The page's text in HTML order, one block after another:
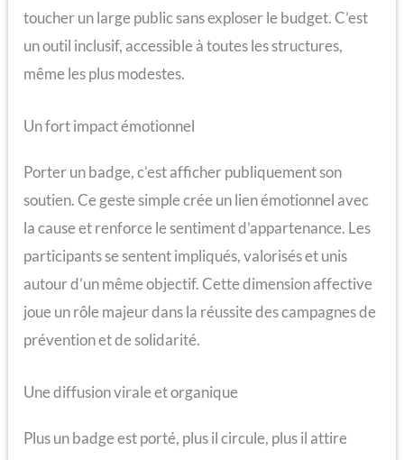
toucher un large public sans exploser le budget. C’est
un outil inclusif, accessible à toutes les structures,
même les plus modestes.
Un fort impact émotionnel
Porter un badge, c’est afficher publiquement son
soutien. Ce geste simple crée un lien émotionnel avec
la cause et renforce le sentiment d’appartenance. Les
participants se sentent impliqués, valorisés et unis
autour d’un même objectif. Cette dimension affective
joue un rôle majeur dans la réussite des campagnes de
prévention et de solidarité.
Une diffusion virale et organique
Plus un badge est porté, plus il circule, plus il attire